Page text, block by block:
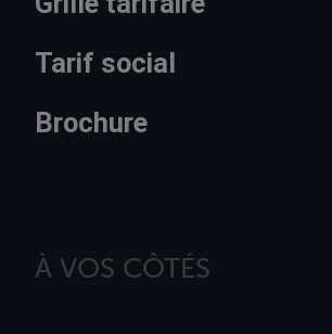
Tarif social
Brochure
À VOS CÔTÉS